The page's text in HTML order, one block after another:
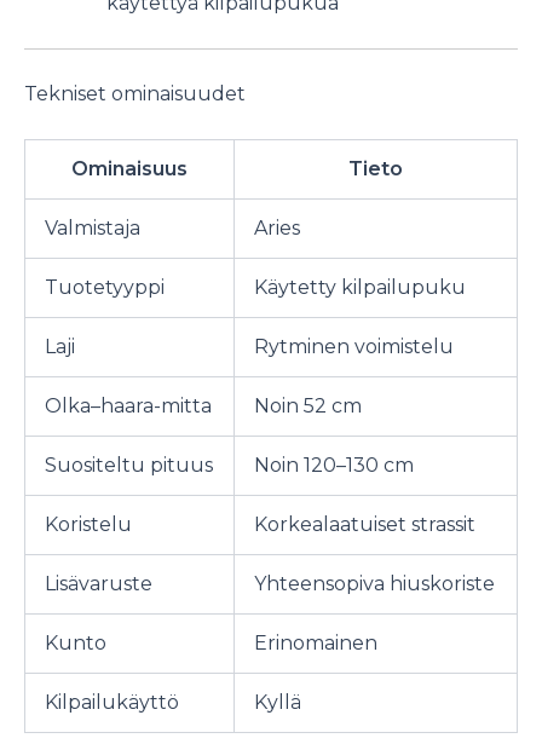
Tekniset ominaisuudet
Ominaisuus Tieto
Valmistaja Aries
Tuotetyyppi Käytetty kilpailupuku
Laji Rytminen voimistelu
Olka–haara-mitta Noin 52 cm
Suositeltu pituus Noin 120–130 cm
Koristelu Korkealaatuiset strassit
Lisävaruste Yhteensopiva hiuskoriste
Kunto Erinomainen
Kilpailukäyttö Kyllä